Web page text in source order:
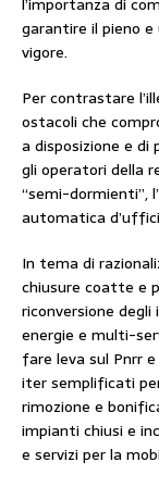
garantire il pieno
vigore.
Per contrastare
ostacoli che
a disposizione e
gli operatori della
“semi-dormienti”,
automatica
In tema di
chiusure coatte e
riconversione
energie e multi-
fare leva sul Pnrr
iter semplificati
rimozione e
impianti chiusi e
e servizi per la